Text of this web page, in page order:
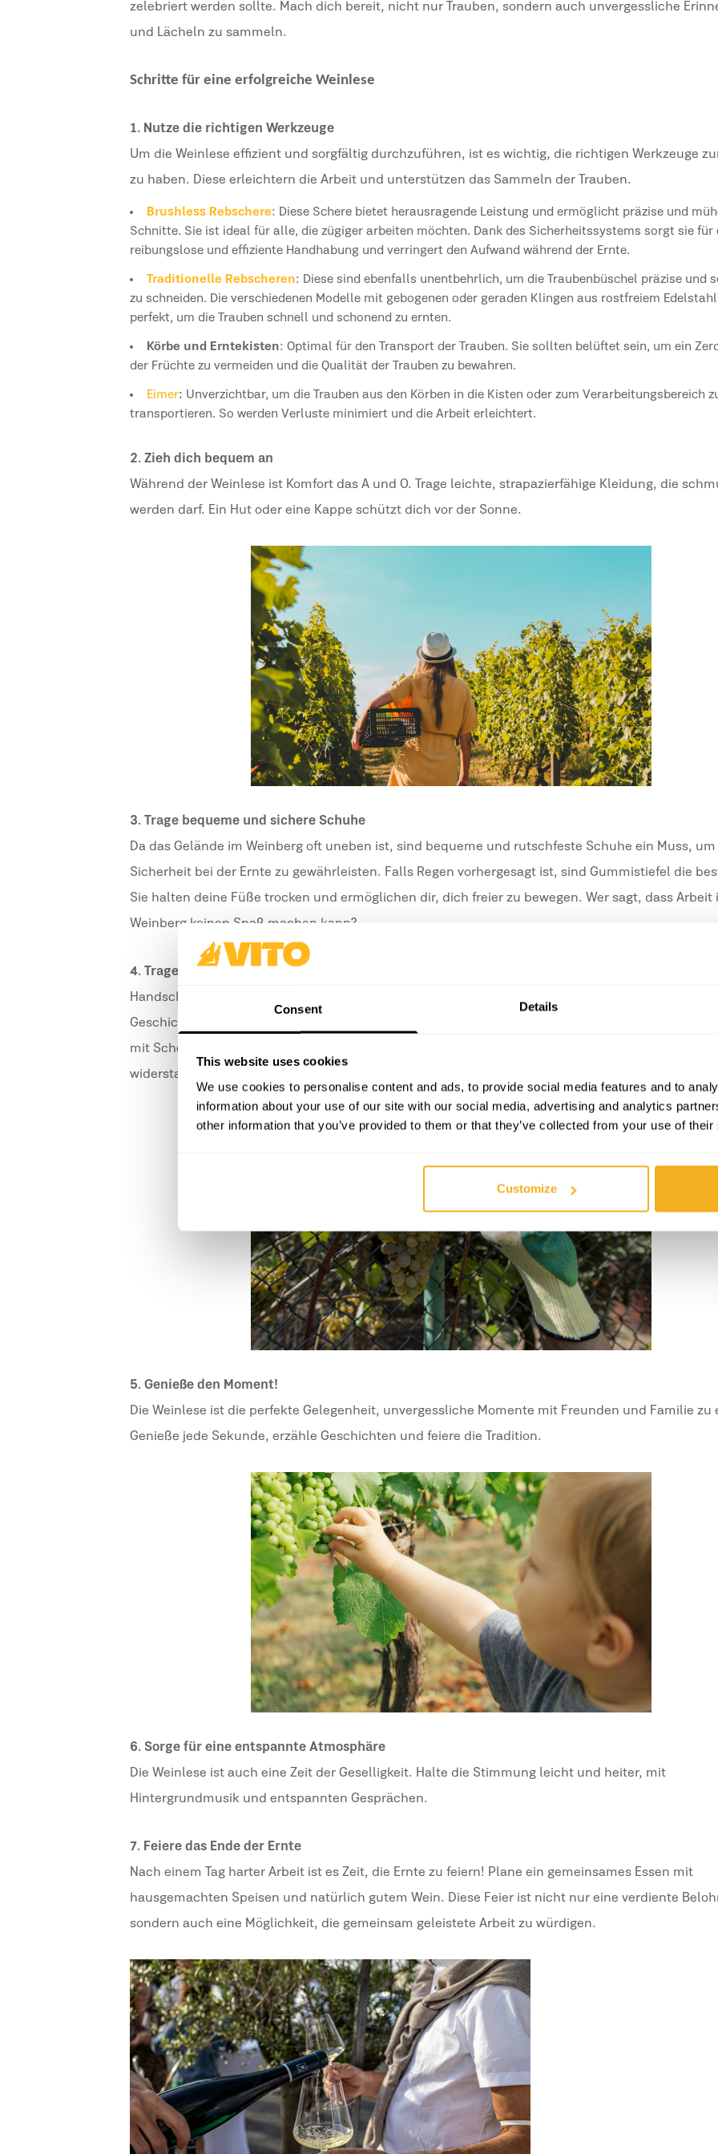
Consent Details
This website uses cookies
We use cookies to personalise content and ads, to provide social media features and to
information about your use of our site with our social media, advertising and analytics
other information that you’ve provided to them or that they’ve collected from your use of
Customize
zelebriert werden sollte. Mach dich bereit, nicht nur Trauben, sondern auch unvergessliche
und Lächeln zu sammeln.
Schritte für eine erfolgreiche Weinlese
1. Nutze die richtigen Werkzeuge
Um die Weinlese effizient und sorgfältig durchzuführen, ist es wichtig, die richtigen Werkzeuge
zu haben. Diese erleichtern die Arbeit und unterstützen das Sammeln der Trauben.
Brushless Rebschere: Diese Schere bietet herausragende Leistung und ermöglicht präzise und
Schnitte. Sie ist ideal für alle, die zügiger arbeiten möchten. Dank des Sicherheitssystems sorgt sie für
reibungslose und effiziente Handhabung und verringert den Aufwand während der Ernte.
Traditionelle Rebscheren: Diese sind ebenfalls unentbehrlich, um die Traubenbüschel präzise und
zu schneiden. Die verschiedenen Modelle mit gebogenen oder geraden Klingen aus rostfreiem
perfekt, um die Trauben schnell und schonend zu ernten.
Körbe und Erntekisten: Optimal für den Transport der Trauben. Sie sollten belüftet sein, um ein
der Früchte zu vermeiden und die Qualität der Trauben zu bewahren.
Eimer: Unverzichtbar, um die Trauben aus den Körben in die Kisten oder zum Verarbeitungsbereich
transportieren. So werden Verluste minimiert und die Arbeit erleichtert.
2. Zieh dich bequem an
Während der Weinlese ist Komfort das A und O. Trage leichte, strapazierfähige Kleidung, die
werden darf. Ein Hut oder eine Kappe schützt dich vor der Sonne.
3. Trage bequeme und sichere Schuhe
Da das Gelände im Weinberg oft uneben ist, sind bequeme und rutschfeste Schuhe ein Muss, um
Sicherheit bei der Ernte zu gewährleisten. Falls Regen vorhergesagt ist, sind Gummistiefel die
Sie halten deine Füße trocken und ermöglichen dir, dich freier zu bewegen. Wer sagt, dass Arbeit
Weinberg keinen Spaß machen kann?
4. Trage
Handschuhe mit Nitrilbeschichtung bieten den optimalen Schutz, Komfort und die nötige
Geschicklichkeit. VITO-Handschuhe schützen vor Schnitten, Kratzern und Verletzungen, die beim
mit Scheren oder bei der Arbeit an den Reben entstehen können. Die Nitrilbeschichtung dient als
widerstandsfähige Barriere zwischen deinen Händen und scharfen oder abrasiven Elementen im
5. Genieße den Moment!
Die Weinlese ist die perfekte Gelegenheit, unvergessliche Momente mit Freunden und Familie zu
Genieße jede Sekunde, erzähle Geschichten und feiere die Tradition.
6. Sorge für eine entspannte Atmosphäre
Die Weinlese ist auch eine Zeit der Geselligkeit. Halte die Stimmung leicht und heiter, mit
Hintergrundmusik und entspannten Gesprächen.
7. Feiere das Ende der Ernte
Nach einem Tag harter Arbeit ist es Zeit, die Ernte zu feiern! Plane ein gemeinsames Essen mit
hausgemachten Speisen und natürlich gutem Wein. Diese Feier ist nicht nur eine verdiente
sondern auch eine Möglichkeit, die gemeinsam geleistete Arbeit zu würdigen.